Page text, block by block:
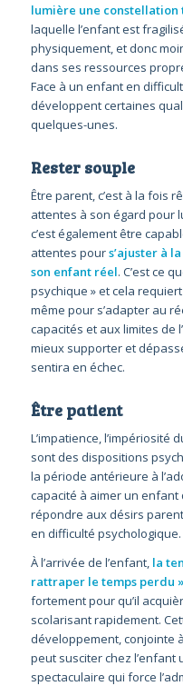
lumière une
laquelle l’enfant est
physiquement, et donc
dans ses ressources
Face à un enfant en
développent certaines
quelques-unes.
Rester souple
Être parent, c’est à la fois
attentes à son égard pour
c’est également être
attentes pours’ajuster à
son enfant réel. C’est ce
psychique » et cela
même pour s’adapter au
capacités et aux limites de
mieux supporter et
sentira en échec.
Être patient
L’impatience, l’impériosité
sont des dispositions
la période antérieure à
capacité à aimer un
répondre aux désirs
en difficulté psychologique.
À l’arrivée de l’enfant, la
rattraper le temps perdu »
fortement pour qu’il
scolarisant rapidement.
développement, conjointe
peut susciter chez
spectaculaire qui force